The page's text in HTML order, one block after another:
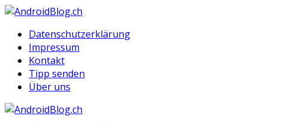
Menu
MenuDatenschutzerklärung
Impressum
Kontakt
Tipp senden
Über uns